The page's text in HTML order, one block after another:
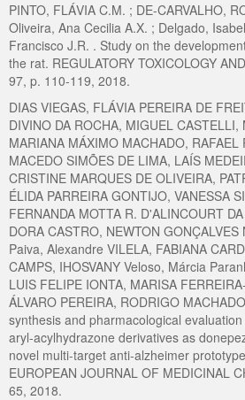
PINTO, FLÁVIA C.M. ; DE-CARVALHO,
Oliveira, Ana Cecilia A.X. ; Delgado,
Francisco J.R. . Study on the
the rat. REGULATORY TOXICOLOGY
97, p. 110-119, 2018.
DIAS VIEGAS, FLÁVIA PEREIRA DE
DIVINO DA ROCHA, MIGUEL CASTELLI,
MARIANA MÁXIMO MACHADO, RAFAEL
MACEDO SIMÕES DE LIMA, LAÍS
CRISTINE MARQUES DE OLIVEIRA,
ÉLIDA PARREIRA GONTIJO, VANESSA
FERNANDA MOTTA R. D'ALINCOURT
DORA CASTRO, NEWTON
Paiva, Alexandre VILELA, FABIANA
CAMPS, IHOSVANY Veloso, Márcia
LUIS FELIPE IONTA, MARISA
ÁLVARO PEREIRA, RODRIGO
synthesis and pharmacological
aryl-acylhydrazone derivatives as
novel multi-target anti-alzheimer
EUROPEAN JOURNAL OF MEDICINAL
65, 2018.